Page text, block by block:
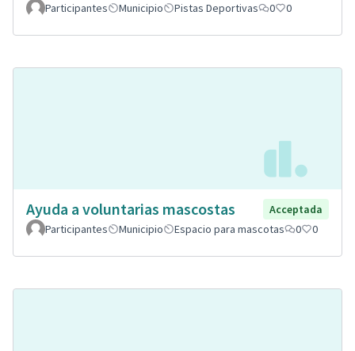
Participantes
Municipio Pistas Deportivas 0 0
Ayuda a voluntarias mascostas
Acceptada
Participantes
Municipio Espacio para mascotas 0 0